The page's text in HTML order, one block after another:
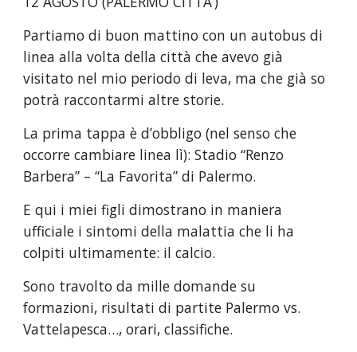
Partiamo di buon mattino con un autobus di
linea alla volta della città che avevo già
visitato nel mio periodo di leva, ma che già so
potrà raccontarmi altre storie.
La prima tappa è d’obbligo (nel senso che
occorre cambiare linea lì): Stadio “Renzo
Barbera” – “La Favorita” di Palermo.
E qui i miei figli dimostrano in maniera
ufficiale i sintomi della malattia che li ha
colpiti ultimamente: il calcio.
Sono travolto da mille domande su
formazioni, risultati di partite Palermo vs.
Vattelapesca…, orari, classifiche.